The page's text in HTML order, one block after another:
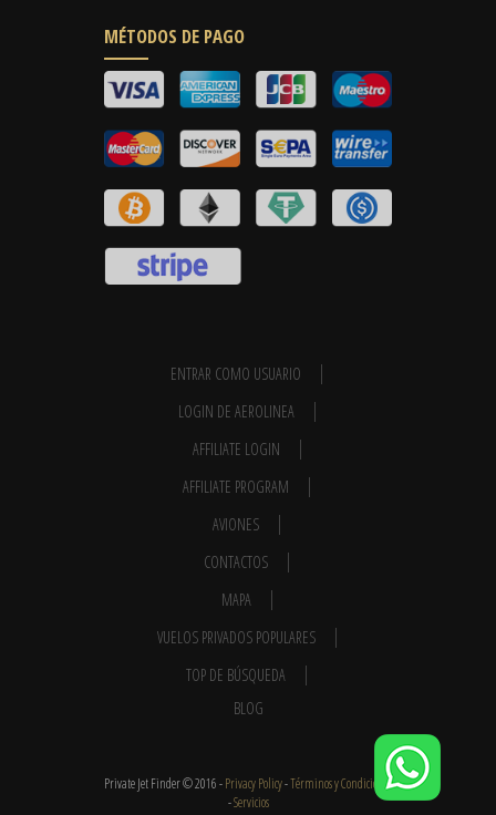
MÉTODOS DE PAGO
ENTRAR COMO USUARIO
LOGIN DE AEROLINEA
AFFILIATE LOGIN
AFFILIATE PROGRAM
AVIONES
CONTACTOS
MAPA
VUELOS PRIVADOS POPULARES
TOP DE BÚSQUEDA
BLOG
Private Jet Finder © 2016 -Privacy Policy-Términos y Condiciones
-Servicios